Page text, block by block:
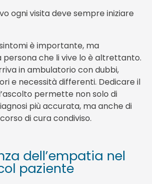
ogni visita deve sempre iniziare
è importante, ma
che li vive lo è altrettanto.
in ambulatorio con dubbi,
e necessità differenti. Dedicare il
permette non solo di
più accurata, ma anche di
di cura condiviso.
dell’empatia nel
paziente